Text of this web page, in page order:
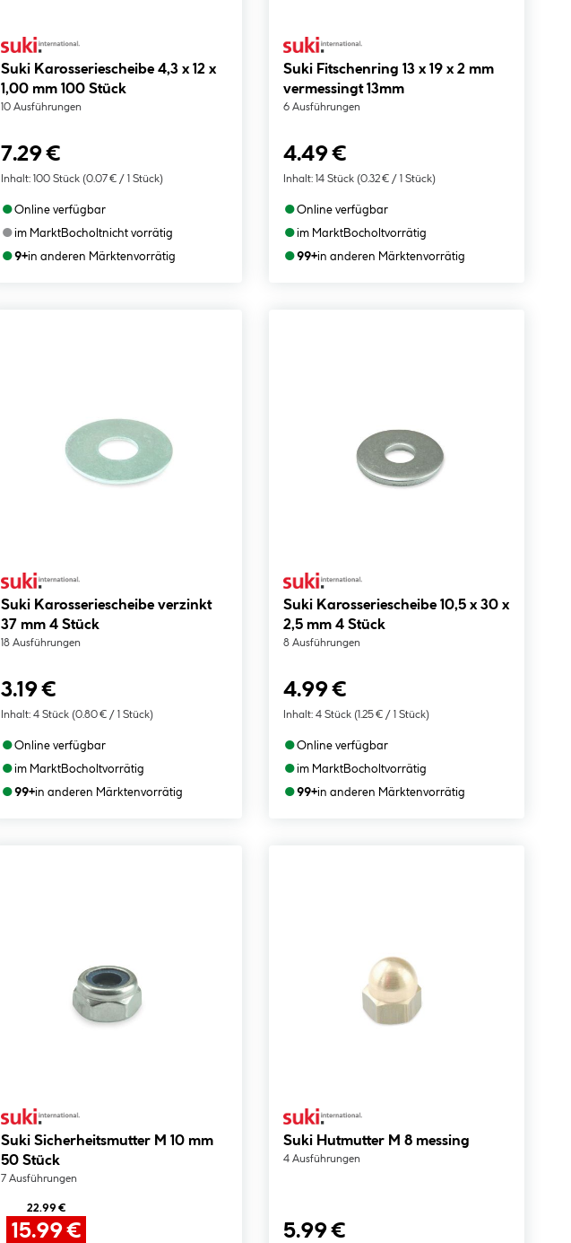
Suki Karosseriescheibe 4,3 x 12 x
1,00 mm 100 Stück
10 Ausführungen
7.29 €
Inhalt: 100 Stück (0.07 € / 1 Stück)
●Online verfügbar
●im MarktBocholtnicht vorrätig
●9+in anderen Märktenvorrätig
Suki Fitschenring 13 x 19 x 2 mm
vermessingt 13mm
6 Ausführungen
4.49 €
Inhalt: 14 Stück (0.32 € / 1 Stück)
●Online verfügbar
●im MarktBocholtvorrätig
●99+in anderen Märktenvorrätig
Suki Karosseriescheibe verzinkt
37 mm 4 Stück
18 Ausführungen
3.19 €
Inhalt: 4 Stück (0.80 € / 1 Stück)
●Online verfügbar
●im MarktBocholtvorrätig
●99+in anderen Märktenvorrätig
Suki Karosseriescheibe 10,5 x 30 x
2,5 mm 4 Stück
8 Ausführungen
4.99 €
Inhalt: 4 Stück (1.25 € / 1 Stück)
●Online verfügbar
●im MarktBocholtvorrätig
●99+in anderen Märktenvorrätig
Suki Sicherheitsmutter M 10 mm
50 Stück
7 Ausführungen
22.99 €
15.99 €
Suki Hutmutter M 8 messing
4 Ausführungen
5.99 €